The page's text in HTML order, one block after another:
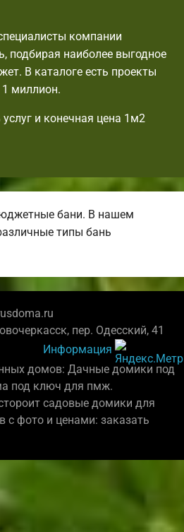
компании
подбирая наиболее выгодное
В каталоге есть проекты
1 миллион.
и конечная цена 1м2
бани. В нашем
типы бань
пер. Одесский, 41
Информация
домов: Дачные домики под
под ключ для пмж.
садовые домики для
с фото и ценами: заказать